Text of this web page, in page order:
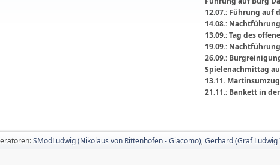
12.07.: Führung auf
14.08.:
13.09.: Tag des
19.09.:
26.09.:
Spielenachmittag
13.11.
21.11.: Bankett in
SModLudwig (Nikolaus von Rittenhofen - Giacomo),Gerhard (Graf